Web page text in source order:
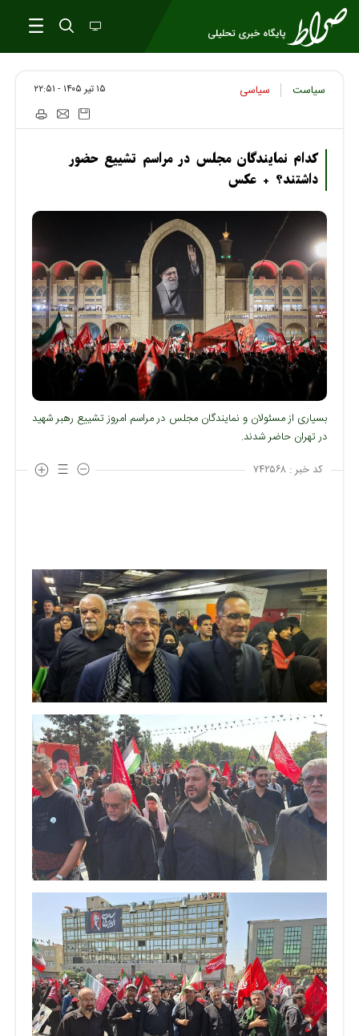
سیاست سیاسی ۱۵ تير ۱۴۰۵ - ۲۲:۵۱
کدام نمایندگان مجلس در مراسم تشییع حضور
داشتند؟ + عکس
بسیاری از مسئولان و نمایندگان مجلس در مراسم امروز تشییع رهبر شهید
در تهران حاضر شدند.
کد خبر : ۷۴۲۵۶۸